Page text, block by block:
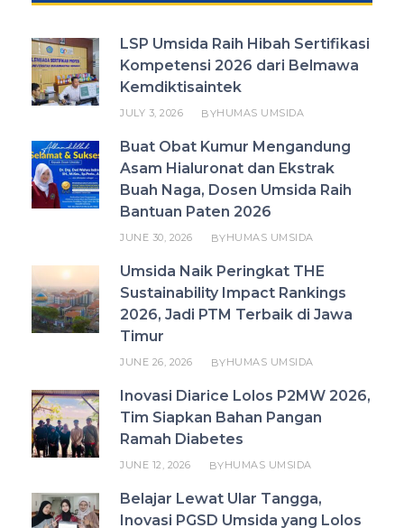
LSP Umsida Raih Hibah Sertifikasi
Kompetensi 2026 dari Belmawa
Kemdiktisaintek
JULY 3, 2026 BYHUMAS UMSIDA
Buat Obat Kumur Mengandung
Asam Hialuronat dan Ekstrak
Buah Naga, Dosen Umsida Raih
Bantuan Paten 2026
JUNE 30, 2026 BYHUMAS UMSIDA
Umsida Naik Peringkat THE
Sustainability Impact Rankings
2026, Jadi PTM Terbaik di Jawa
Timur
JUNE 26, 2026 BYHUMAS UMSIDA
Inovasi Diarice Lolos P2MW 2026,
Tim Siapkan Bahan Pangan
Ramah Diabetes
JUNE 12, 2026 BYHUMAS UMSIDA
Belajar Lewat Ular Tangga,
Inovasi PGSD Umsida yang Lolos